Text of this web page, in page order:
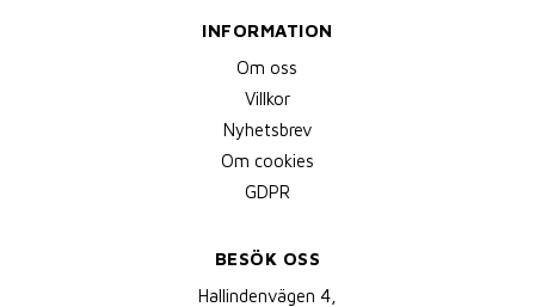
INFORMATION
Om oss
Villkor
Nyhetsbrev
Om cookies
GDPR
BESÖK OSS
Hallindenvägen 4,